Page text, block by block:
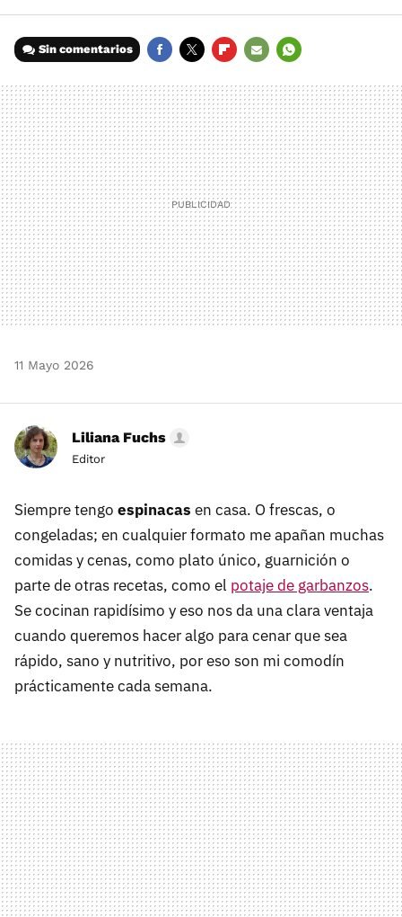
Sin comentarios
MAIL
11 Mayo 2026
Liliana Fuchs
Editor
Siempre tengo espinacas en casa. O frescas, o
congeladas; en cualquier formato me apañan muchas
comidas y cenas, como plato único, guarnición o
parte de otras recetas, como el potaje de garbanzos.
Se cocinan rapidísimo y eso nos da una clara ventaja
cuando queremos hacer algo para cenar que sea
rápido, sano y nutritivo, por eso son mi comodín
prácticamente cada semana.